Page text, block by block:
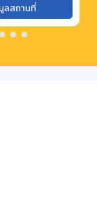
ลสถานที่